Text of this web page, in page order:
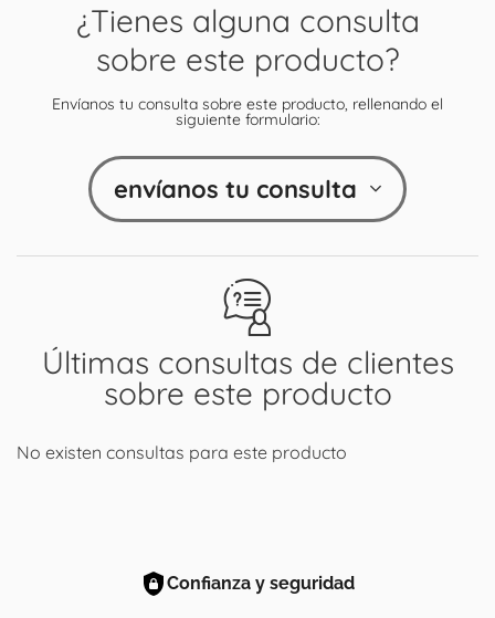
Últimas consultas de clientes
sobre este producto
No existen consultas para este producto
¿Tienes alguna consulta
sobre este producto?
Envíanos tu consulta sobre este producto, rellenando el
siguiente formulario:
envíanos tu consulta
Confianza y seguridad